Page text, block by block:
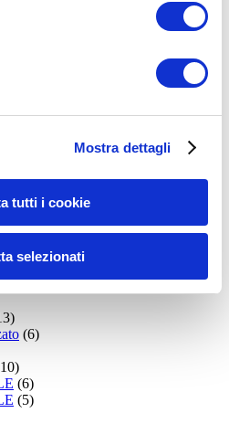
Mostra dettagli
tutti i cookie
selezionati
(36)
(6)
(6)
(5)